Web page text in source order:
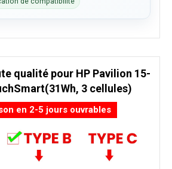
qualité pour HP Pavilion 15-
3 cellules)
en 2-5 jours ouvrables